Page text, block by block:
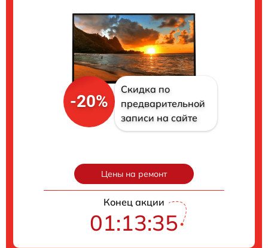
-20%
Скидка по
предварительной
записи на сайте
Цены на ремонт
Конец акции
01:13:34